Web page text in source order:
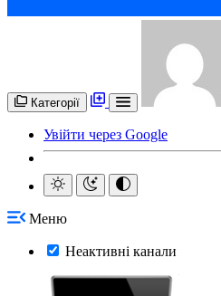
Категорії
Увійти через Google
Меню
Неактивні канали